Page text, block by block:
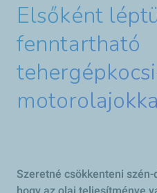
Elsőként
fenntartható
Szeretné csökkenteni